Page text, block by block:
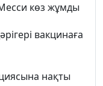
көз жұмды
вакцинаға
нақты